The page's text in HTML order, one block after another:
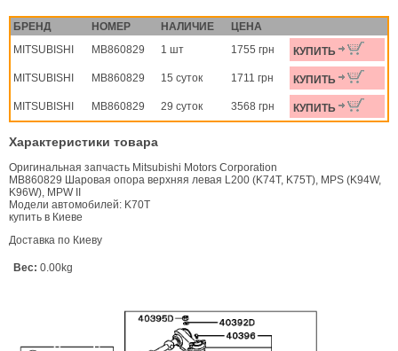
БРЕНД НОМЕР НАЛИЧИЕ
ЦЕНА
MITSUBISHI
MB860829 1 шт 1755 грн КУПИТЬ
MITSUBISHI MB860829 15 суток 1711 грн КУПИТЬ
MITSUBISHI MB860829 29 суток 3568 грн КУПИТЬ
Характеристики товара
Оригинальная запчасть Mitsubishi Motors Corporation
MB860829 Шаровая опора верхняя левая L200 (K74T, K75T), MPS (K94W,
K96W), MPW II
Модели автомобилей: K70T
купить в Киеве
Доставка по Киеву
Вес: 0.00kg